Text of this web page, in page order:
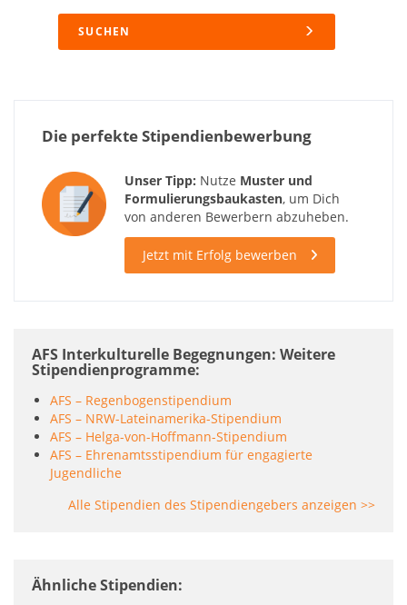
SUCHEN
Die perfekte Stipendienbewerbung
Unser Tipp: Nutze Muster und
Formulierungsbaukasten, um Dich
von anderen Bewerbern abzuheben.
Jetzt mit Erfolg bewerben
AFS Interkulturelle Begegnungen: Weitere
Stipendienprogramme
AFS – Regenbogenstipendium
AFS – NRW-Lateinamerika-Stipendium
AFS – Helga-von-Hoffmann-Stipendium
AFS – Ehrenamtsstipendium für engagierte
Jugendliche
Alle Stipendien des Stipendiengebers anzeigen >>
Ähnliche Stipendien